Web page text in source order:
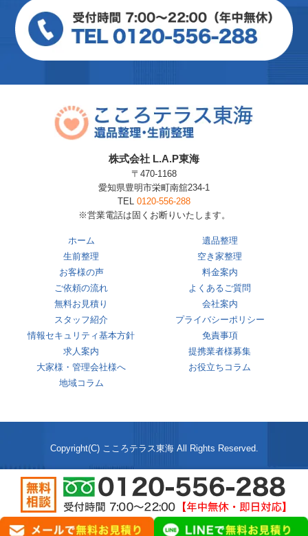
株式会社 L.A.P東海
〒470-1168
愛知県豊明市栄町南舘234-1
TEL 0120-556-288
※営業電話は固くお断りいたします。
ホーム
遺品整理
生前整理
空き家整理
お客様の声
料金案内
ご依頼の流れ
よくあるご質問
無料お見積り
会社案内
スタッフ紹介
プライバシーポリシー
情報セキュリティ基本方針
免責事項
求人案内
提携業者様募集
大家様・管理会社様へ
お役立ちコラム
地域コラム
Copyright(C) こころテラス東海 All Rights Reserved.